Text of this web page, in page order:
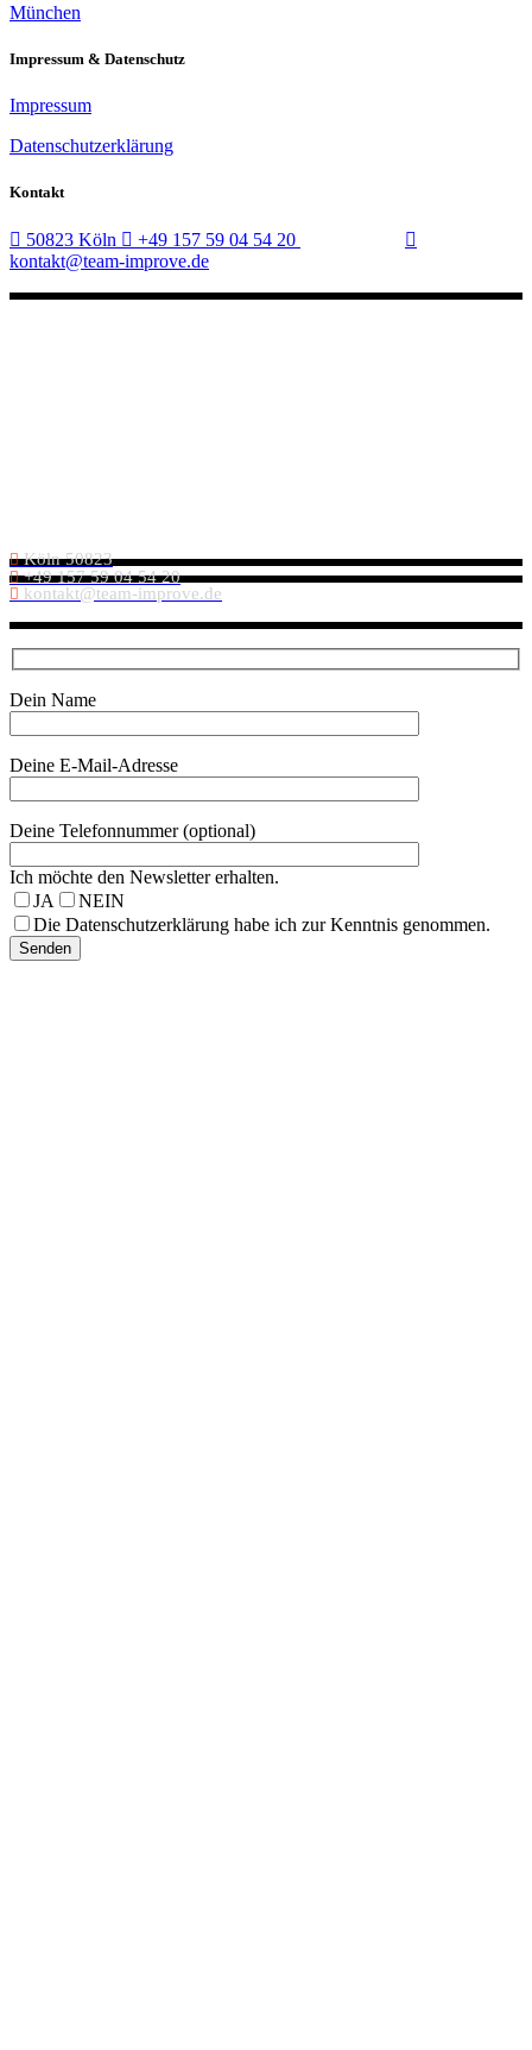
München
Impressum & Datenschutz
Impressum
Datenschutzerklärung
Kontakt
50823 Köln
+49 157 59 04 54 20
kontakt@team-improve.de
Köln 50823
+49 157 59 04 54 20
kontakt@team-improve.de
Dein Name
Deine E-Mail-Adresse
Deine Telefonnummer (optional)
Ich möchte den Newsletter erhalten.
JA
NEIN
Die Datenschutzerklärung habe ich zur Kenntnis genommen.
Senden